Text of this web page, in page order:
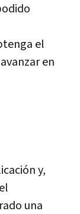
el
en
y,
una